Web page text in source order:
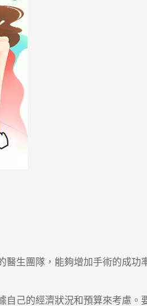
生團隊，能夠增加手術的成功
己的經濟狀況和預算來考慮。